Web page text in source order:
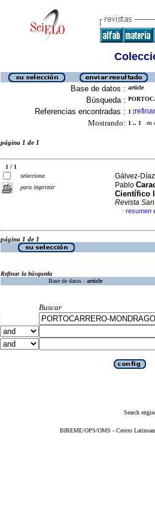
Base de datos : article
Búsqueda :
Referencias encontradas : 1 [refinar
Mostrando: 1 .. 1 en
página 1 de 1
1 / 1
selecciona
para imprimir
Gálvez-
Pablo
Científico
Revista
· resumen
página 1 de 1
Refinar la búsqueda
Base de datos : article
Buscar
Search
BIREME/OPS/OMS - Centro